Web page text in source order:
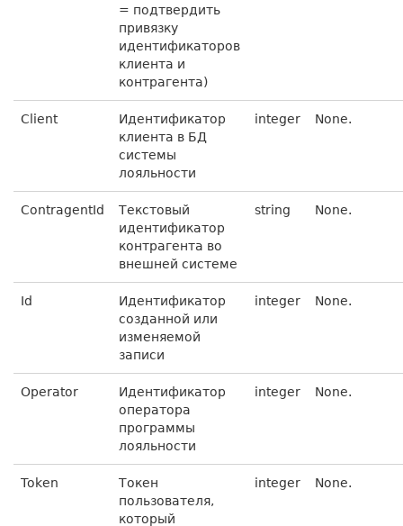
= подтвердить
привязку
идентификаторов
клиента и
контрагента)
Client
Идентификатор
клиента в БД
системы
лояльности
integer None.
ContragentId
Текстовый
идентификатор
контрагента во
внешней системе
string None.
Id
Идентификатор
созданной или
изменяемой
записи
integer None.
Operator
Идентификатор
оператора
программы
лояльности
integer None.
Token
Токен
пользователя,
который
integer None.